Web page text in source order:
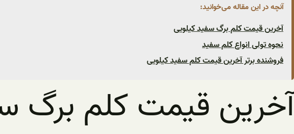
آنچه در این مقاله می‌خوانید:
آخرین قیمت کلم برگ سفید کیلویی
نحوه تولی انواع کلم سفید
فروشنده برتر آخرین قیمت کلم سفید کیلویی
آخرین قیمت کلم برگ